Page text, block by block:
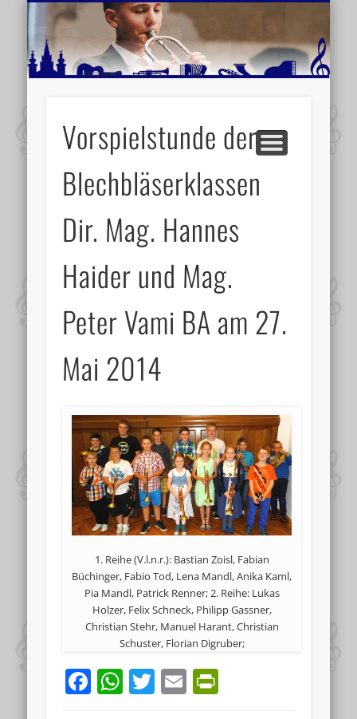
MUSIKSCHULE MARIAZELL
AKTUELLE BERICHTE
SCHULE
VIDEOS
VERANSTALTUNGSTIPPS
WEITERE INFORMATIONEN
Vorspielstunde der
Blechbläserklassen
Dir. Mag. Hannes
Haider und Mag.
Peter Vami BA am 27.
Mai 2014
1. Reihe (V.l.n.r.): Bastian Zoisl, Fabian
Büchinger, Fabio Tod, Lena Mandl, Anika Kaml,
Pia Mandl, Patrick Renner; 2. Reihe: Lukas
Holzer, Felix Schneck, Philipp Gassner,
Christian Stehr, Manuel Harant, Christian
Schuster, Florian Digruber;
Facebook
WhatsApp
Twitter
Email